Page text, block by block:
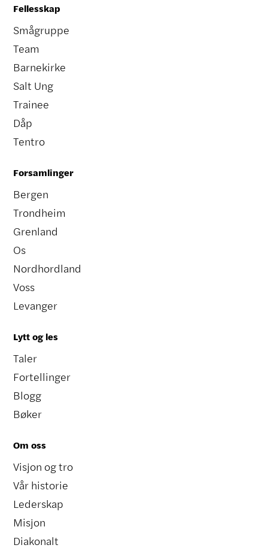
Fellesskap
Smågruppe
Team
Barnekirke
Salt Ung
Trainee
Dåp
Tentro
Forsamlinger
Bergen
Trondheim
Grenland
Os
Nordhordland
Voss
Levanger
Lytt og les
Taler
Fortellinger
Blogg
Bøker
Om oss
Visjon og tro
Vår historie
Lederskap
Misjon
Diakonalt